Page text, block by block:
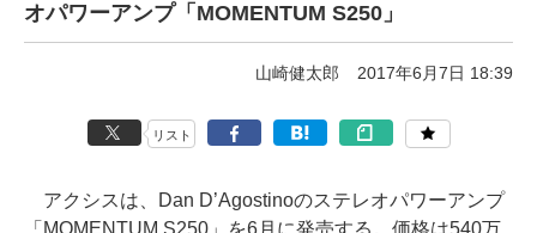
オパワーアンプ「MOMENTUM S250」
山崎健太郎 2017年6月7日 18:39
リスト
アクシスは、Dan D’Agostinoのステレオパワーアンプ
「MOMENTUM S250」を6月に発売する。価格は540万